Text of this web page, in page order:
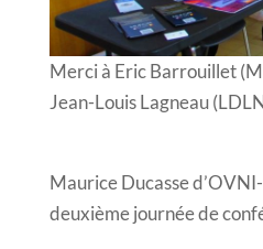
Merci à Eric Barrouillet
Jean-Louis Lagneau
Maurice Ducasse
deuxième journée de